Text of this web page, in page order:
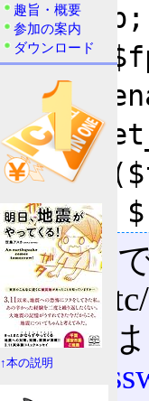
my $fp;
my
この例
"../../../
イル名
"/etc/
趣旨・概要
参加の案内
ダウンロード
↑本の説明